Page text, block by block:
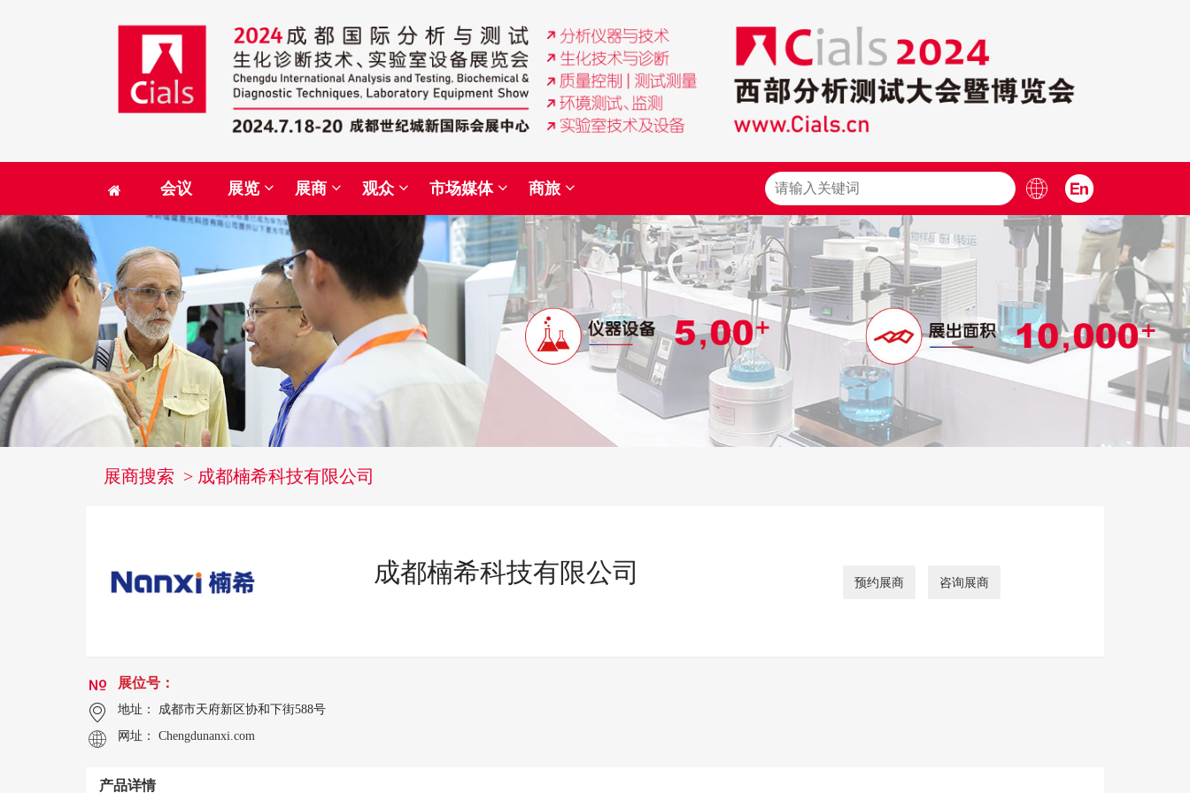
会议 展览 展商 观众 市场媒体 商旅
展商搜索 > 成都楠希科技有限公司
成都楠希科技有限公司 预约展商 咨询展商
展位号：
地址： 成都市天府新区协和下街588号
网址： Chengdunanxi.com
产品详情